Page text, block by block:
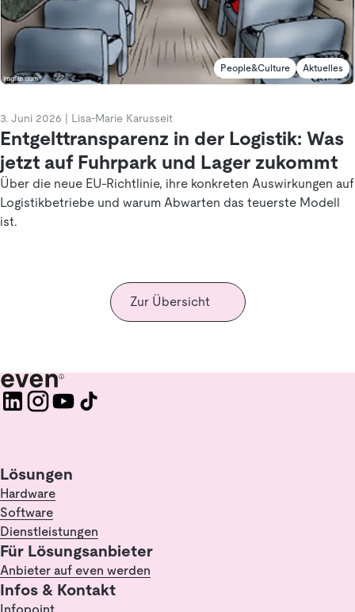
People&Culture Aktuelles
3. Juni 2026 Lisa-Marie Karusseit
Entgelttransparenz in der Logistik: Was
jetzt auf Fuhrpark und Lager zukommt
Über die neue EU-Richtlinie, ihre konkreten Auswirkungen auf
Logistikbetriebe und warum Abwarten das teuerste Modell
ist.
Zur Übersicht
Lösungen
Hardware
Software
Dienstleistungen
Für Lösungsanbieter
Anbieter auf even werden
Infos & Kontakt